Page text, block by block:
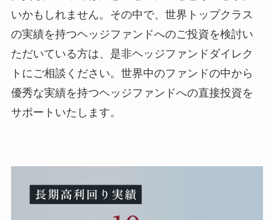
いかもしれません。その中で、世界トップクラス
の実績を持つヘッジファンドへのご投資を検討い
ただいている方は、是非ヘッジファンドダイレク
トにご相談ください。世界中のファンドの中から
優秀な実績を持つヘッジファンドへの直接投資を
サポートいたします。